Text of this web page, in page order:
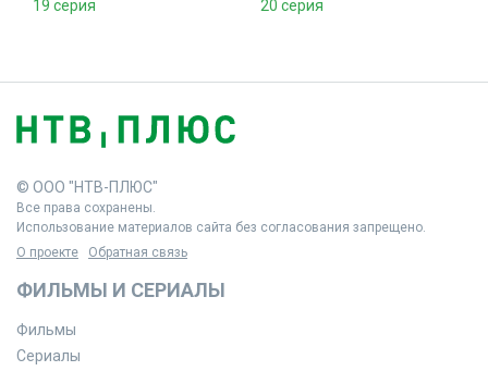
19 серия 20 серия
© ООО "НТВ-ПЛЮС"
Все права сохранены.
Использование материалов сайта без согласования запрещено.
О проекте
Обратная связь
ФИЛЬМЫ И СЕРИАЛЫ
Фильмы
Сериалы